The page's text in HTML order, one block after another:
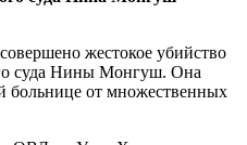
жестокое убийство
суда Нины Монгуш. Она
больнице от множественных